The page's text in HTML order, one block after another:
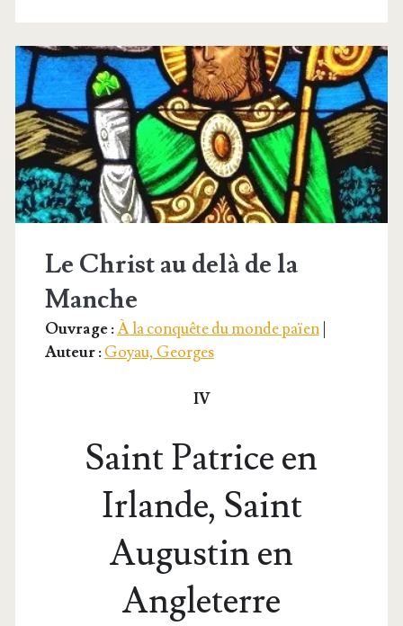
Le Christ au delà de la
Manche
Ouvrage :À la conquête du monde païen|
Auteur :Goyau, Georges
IV
Saint Patrice en
Irlande, Saint
Augustin en
Angleterre